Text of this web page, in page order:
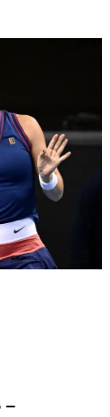
–